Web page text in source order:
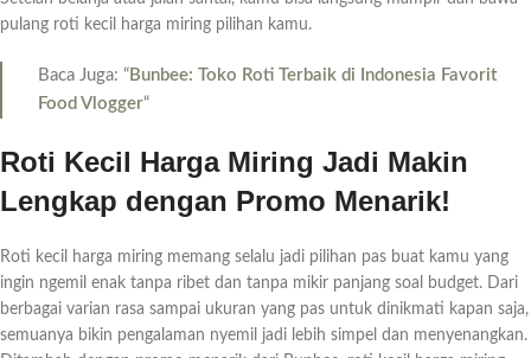
pulang roti kecil harga miring pilihan kamu.
Baca Juga: “ Bunbee: Toko Roti Terbaik di Indonesia Favorit
Food Vlogger“
Roti Kecil Harga Miring Jadi Makin
Lengkap dengan Promo Menarik!
Roti kecil harga miring memang selalu jadi pilihan pas buat kamu yang
ingin ngemil enak tanpa ribet dan tanpa mikir panjang soal budget. Dari
berbagai varian rasa sampai ukuran yang pas untuk dinikmati kapan saja,
semuanya bikin pengalaman nyemil jadi lebih simpel dan menyenangkan.